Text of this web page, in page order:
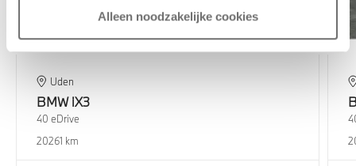
Alleen noodzakelijke cookies
Uden
BMW iX3
40 eDrive
20261 km